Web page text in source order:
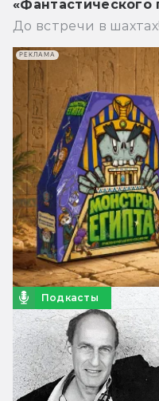
«Фантастического
До встречи в шахтах!
Подкасты
РЕКЛАМА